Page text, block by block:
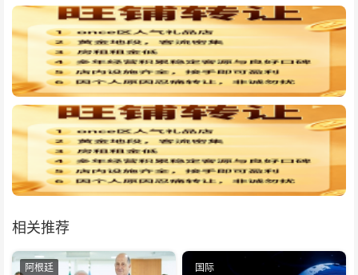
相关推荐
阿根廷 国际